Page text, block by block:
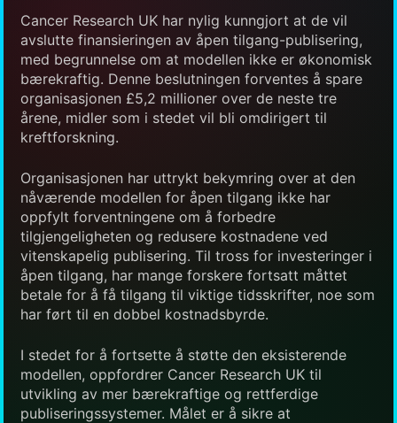
Cancer Research UK har nylig kunngjort at de vil
avslutte finansieringen av åpen tilgang-publisering,
med begrunnelse om at modellen ikke er økonomisk
bærekraftig. Denne beslutningen forventes å spare
organisasjonen £5,2 millioner over de neste tre
årene, midler som i stedet vil bli omdirigert til
kreftforskning.
Organisasjonen har uttrykt bekymring over at den
nåværende modellen for åpen tilgang ikke har
oppfylt forventningene om å forbedre
tilgjengeligheten og redusere kostnadene ved
vitenskapelig publisering. Til tross for investeringer i
åpen tilgang, har mange forskere fortsatt måttet
betale for å få tilgang til viktige tidsskrifter, noe som
har ført til en dobbel kostnadsbyrde.
I stedet for å fortsette å støtte den eksisterende
modellen, oppfordrer Cancer Research UK til
utvikling av mer bærekraftige og rettferdige
publiseringssystemer. Målet er å sikre at